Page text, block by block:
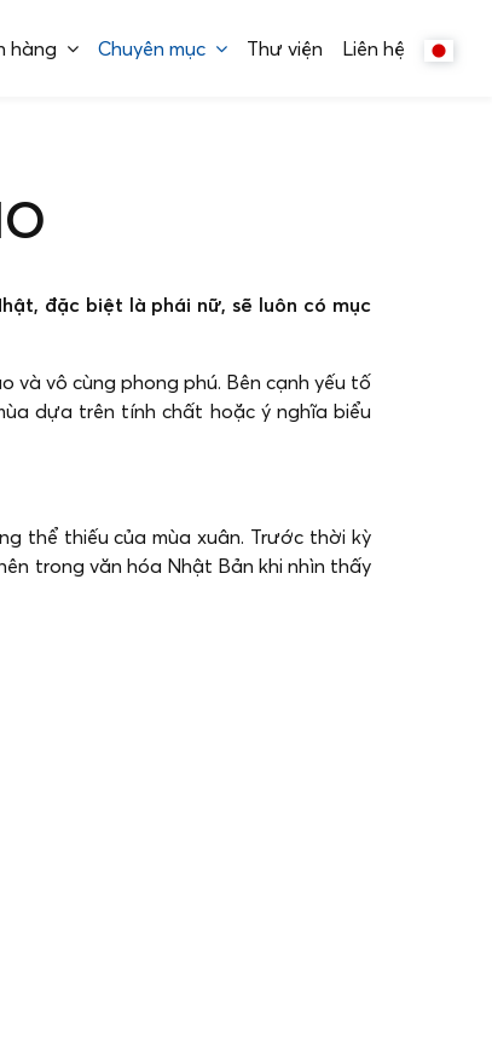
hàng Chuyên mục Thư viện Liên hệ
đặc biệt là phái nữ, sẽ luôn có mục
và vô cùng phong phú. Bên cạnh yếu tố
dựa trên tính chất hoặc ý nghĩa biểu
thể thiếu của mùa xuân. Trước thời kỳ
trong văn hóa Nhật Bản khi nhìn thấy